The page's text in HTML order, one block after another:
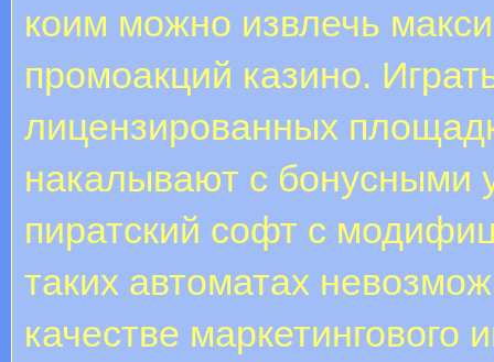
коим можно извлечь
промоакций казино.
лицензированных
накалывают с бонусными
пиратский софт с
таких автоматах
качестве маркетингового